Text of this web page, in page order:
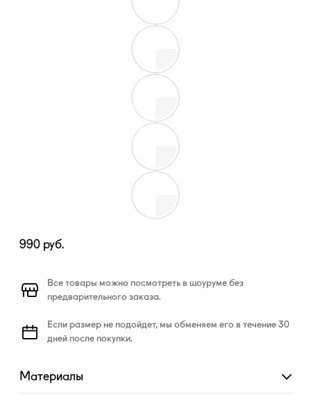
990 руб.
Все товары можно посмотреть в шоуруме без
предварительного заказа.
Если размер не подойдет, мы обменяем его в течение 30
дней после покупки.
Материалы
Развернуть